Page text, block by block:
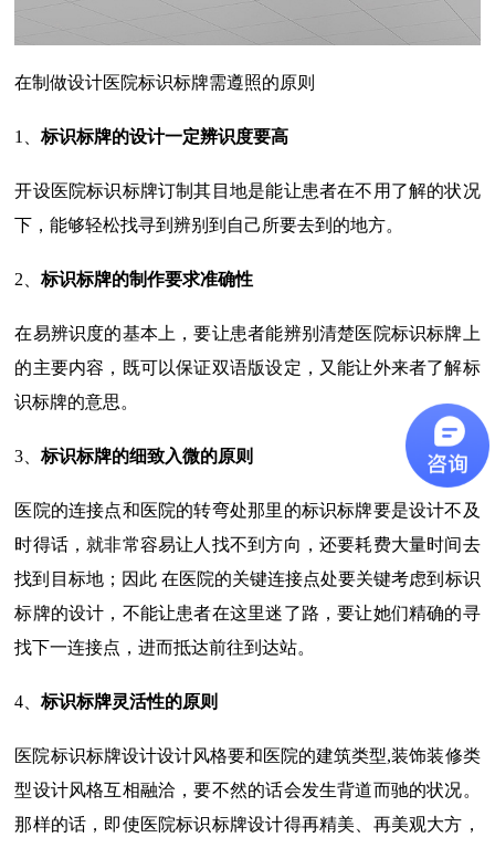
在制做设计医院标识标牌需遵照的原则
1、标识标牌的设计一定辨识度要高
开设医院标识标牌订制其目地是能让患者在不用了解的状况
下，能够轻松找寻到辨别到自己所要去到的地方。
2、标识标牌的制作要求准确性
在易辨识度的基本上，要让患者能辨别清楚医院标识标牌上
的主要内容，既可以保证双语版设定，又能让外来者了解标
识标牌的意思。
3、标识标牌的细致入微的原则
医院的连接点和医院的转弯处那里的标识标牌要是设计不及
时得话，就非常容易让人找不到方向，还要耗费大量时间去
找到目标地；因此 在医院的关键连接点处要关键考虑到标识
标牌的设计，不能让患者在这里迷了路，要让她们精确的寻
找下一连接点，进而抵达前往到达站。
4、标识标牌灵活性的原则
医院标识标牌设计设计风格要和医院的建筑类型,装饰装修类
型设计风格互相融洽，要不然的话会发生背道而驰的状况。
那样的话，即使医院标识标牌设计得再精美、再美观大方，